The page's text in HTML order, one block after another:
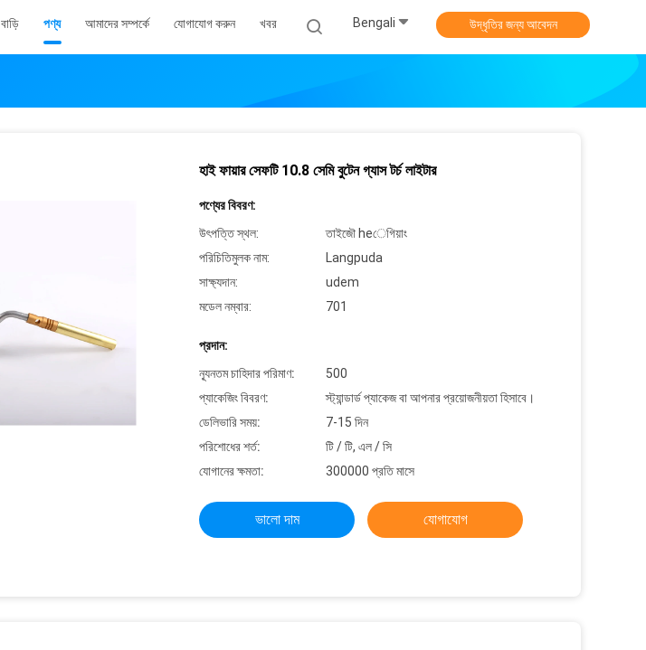
বাড়ি পণ্য আমাদের সম্পর্কে যোগাযোগ করুন খবর Bengali উদ্ধৃতির জন্য আবেদন
হাই ফায়ার সেফটি 10.8 সেমি বুটেন গ্যাস টর্চ লাইটার
পণ্যের বিবরণ:
উৎপত্তি স্থল:
তাইজৌ heেগিয়াং
পরিচিতিমুলক নাম:
Langpuda
সাক্ষ্যদান:
udem
মডেল নম্বার:
701
প্রদান:
ন্যূনতম চাহিদার পরিমাণ:
500
প্যাকেজিং বিবরণ:
স্ট্যান্ডার্ড প্যাকেজ বা আপনার প্রয়োজনীয়তা হিসাবে।
ডেলিভারি সময়:
7-15 দিন
পরিশোধের শর্ত:
টি / টি, এল / সি
যোগানের ক্ষমতা:
300000 প্রতি মাসে
ভালো দাম যোগাযোগ